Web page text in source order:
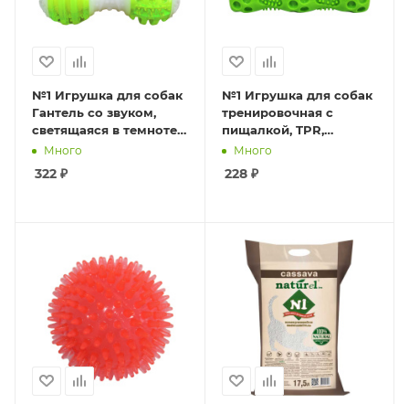
№1 Игрушка для собак
Гантель со звуком,
светящаяся в темноте,
TPR, зеленая, 14см,
Много
322 ₽
№1 Игрушка для собак
тренировочная с
пищалкой, TPR,
зеленая, 20см, 1*96шт
Много
228₽